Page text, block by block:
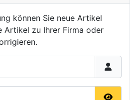
können Sie neue Artikel
Artikel zu Ihrer Firma oder